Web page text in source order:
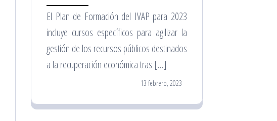
El Plan de Formación del IVAP para 2023
incluye cursos específicos para agilizar la
gestión de los recursos públicos destinados
a la recuperación económica tras […]
13 febrero, 2023